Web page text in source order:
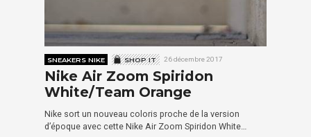
SNEAKERS NIKE SHOP IT 26 décembre 2017
Nike Air Zoom Spiridon
White/Team Orange
Nike sort un nouveau coloris proche de la version
d’époque avec cette Nike Air Zoom Spiridon White…